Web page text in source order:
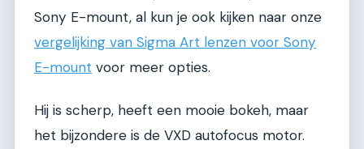
Sony E-mount, al kun je ook kijken naar onze
vergelijking van Sigma Art lenzen voor Sony
E-mount voor meer opties.
Hij is scherp, heeft een mooie bokeh, maar
het bijzondere is de VXD autofocus motor.